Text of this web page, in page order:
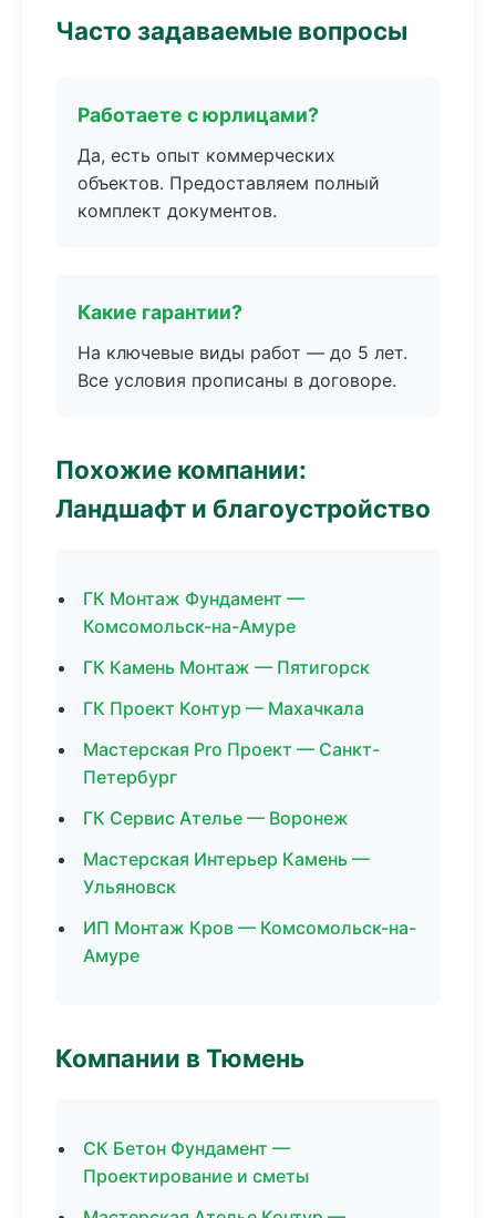
Часто задаваемые вопросы
Работаете с юрлицами?
Да, есть опыт коммерческих
объектов. Предоставляем полный
комплект документов.
Какие гарантии?
На ключевые виды работ — до 5 лет.
Все условия прописаны в договоре.
Похожие компании:
Ландшафт и благоустройство
ГК Монтаж Фундамент —
Комсомольск-на-Амуре
ГК Камень Монтаж — Пятигорск
ГК Проект Контур — Махачкала
Мастерская Pro Проект — Санкт-
Петербург
ГК Сервис Ателье — Воронеж
Мастерская Интерьер Камень —
Ульяновск
ИП Монтаж Кров — Комсомольск-на-
Амуре
Компании в Тюмень
СК Бетон Фундамент —
Проектирование и сметы